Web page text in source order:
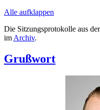
Alle aufklappen
Die Sitzungsprotokolle aus
im Archiv.
Grußwort